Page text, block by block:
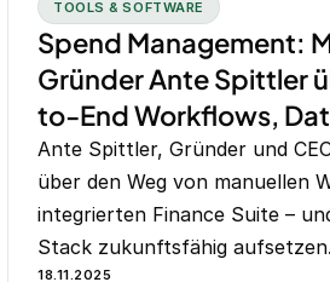
TOOLS & SOFTWARE
Spend Management:
Gründer Ante Spittler
to-End Workflows,
Ante Spittler, Gründer und
über den Weg von manuellen
integrierten Finance Suite –
Stack zukunftsfähig aufsetzen.
18.11.2025